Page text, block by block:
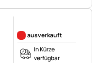
ausverkauft
In Kürze
verfügbar